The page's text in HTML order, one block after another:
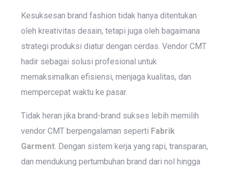
Kesuksesan brand fashion tidak hanya ditentukan
oleh kreativitas desain, tetapi juga oleh bagaimana
strategi produksi diatur dengan cerdas. Vendor CMT
hadir sebagai solusi profesional untuk
memaksimalkan efisiensi, menjaga kualitas, dan
mempercepat waktu ke pasar.
Tidak heran jika brand-brand sukses lebih memilih
vendor CMT berpengalaman seperti Fabrik
Garment. Dengan sistem kerja yang rapi, transparan,
dan mendukung pertumbuhan brand dari nol hingga